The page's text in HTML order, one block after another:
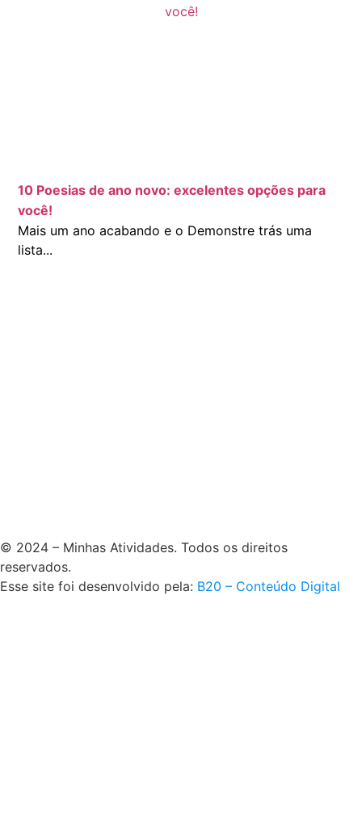
10 Poesias de ano novo: excelentes opções para
você!
Mais um ano acabando e o Demonstre trás uma
lista...
© 2024 – Minhas Atividades. Todos os direitos
reservados.
Esse site foi desenvolvido pela: B20 – Conteúdo Digital